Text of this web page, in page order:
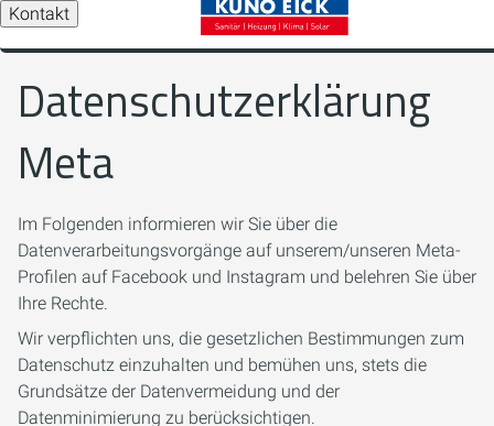
Kontakt
Datenschutzerklärung
Meta
Im Folgenden informieren wir Sie über die
Datenverarbeitungsvorgänge auf unserem/unseren Meta-
Profilen auf Facebook und Instagram und belehren Sie über
Ihre Rechte.
Wir verpflichten uns, die gesetzlichen Bestimmungen zum
Datenschutz einzuhalten und bemühen uns, stets die
Grundsätze der Datenvermeidung und der
Datenminimierung zu berücksichtigen.